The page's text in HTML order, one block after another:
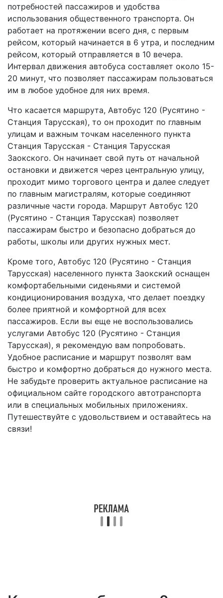
потребностей пассажиров и удобства
использования общественного транспорта. Он
работает на протяжении всего дня, с первым
рейсом, который начинается в 6 утра, и последним
рейсом, который отправляется в 10 вечера.
Интервал движения автобуса составляет около 15-
20 минут, что позволяет пассажирам пользоваться
им в любое удобное для них время.
Что касается маршрута, Автобус 120 (Русятино -
Станция Тарусская), то он проходит по главным
улицам и важным точкам населенного пункта
Станция Тарусская - Станция Тарусская
Заокского. Он начинает свой путь от начальной
остановки и движется через центральную улицу,
проходит мимо торгового центра и далее следует
по главным магистралям, которые соединяют
различные части города. Маршрут Автобус 120
(Русятино - Станция Тарусская) позволяет
пассажирам быстро и безопасно добраться до
работы, школы или других нужных мест.
Кроме того, Автобус 120 (Русятино - Станция
Тарусская) населенного пункта Заокский оснащен
комфортабельными сиденьями и системой
кондиционирования воздуха, что делает поездку
более приятной и комфортной для всех
пассажиров. Если вы еще не воспользовались
услугами Автобус 120 (Русятино - Станция
Тарусская), я рекомендую вам попробовать.
Удобное расписание и маршрут позволят вам
быстро и комфортно добраться до нужного места.
Не забудьте проверить актуальное расписание на
официальном сайте городского автотранспорта
или в специальных мобильных приложениях.
Путешествуйте с удовольствием и оставайтесь на
связи!